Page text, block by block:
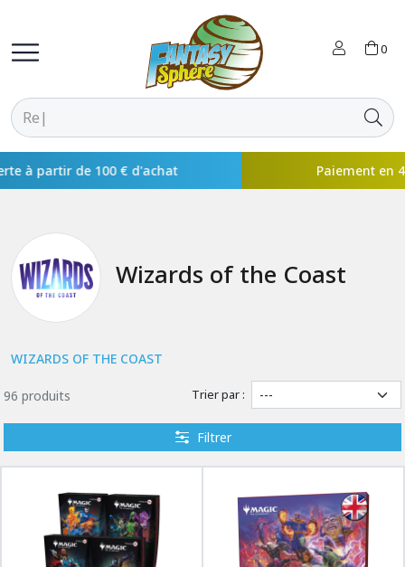
0
Paiement en 4x disponible avec
Wizards of the Coast
WIZARDS OF THE COAST
96 produits Trier par :
Filtrer